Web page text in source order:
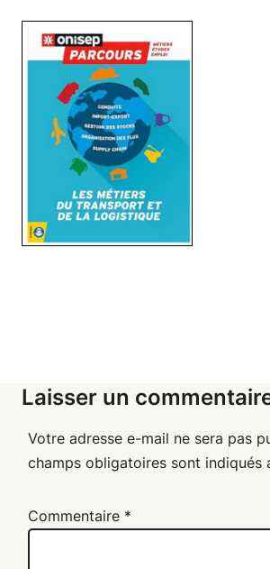
Laisser un
Votre adresse e-mail ne sera pas
champs obligatoires sont indiqués
Commentaire *